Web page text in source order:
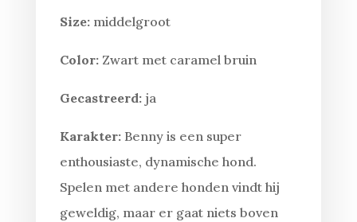
Size:middelgroot
Color:Zwart met caramel bruin
Gecastreerd:ja
Karakter:Benny is een super
enthousiaste, dynamische hond.
Spelen met andere honden vindt hij
geweldig, maar er gaat niets boven